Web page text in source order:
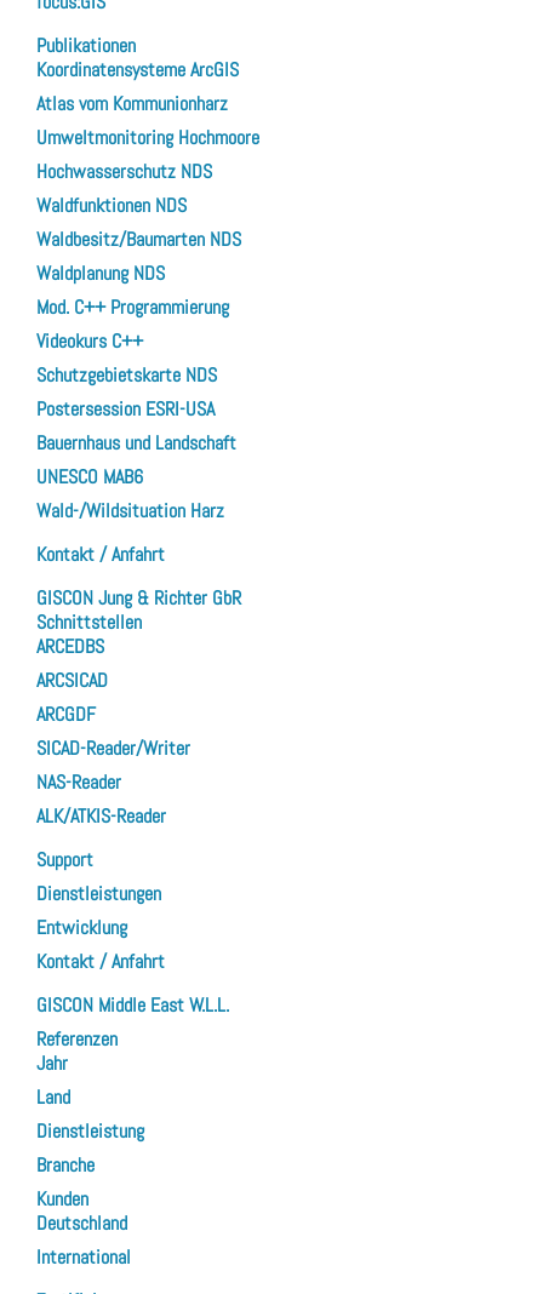
Publikationen
Koordinatensysteme ArcGIS
Atlas vom Kommunionharz
Umweltmonitoring Hochmoore
Hochwasserschutz NDS
Waldfunktionen NDS
Waldbesitz/Baumarten NDS
Waldplanung NDS
Mod. C++ Programmierung
Videokurs C++
Schutzgebietskarte NDS
Postersession ESRI-USA
Bauernhaus und Landschaft
UNESCO MAB6
Wald-/Wildsituation Harz
Kontakt / Anfahrt
GISCON Jung & Richter GbR
Schnittstellen
ARCEDBS
ARCSICAD
ARCGDF
SICAD-Reader/Writer
NAS-Reader
ALK/ATKIS-Reader
Support
Dienstleistungen
Entwicklung
Kontakt / Anfahrt
GISCON Middle East W.L.L.
Referenzen
Jahr
Land
Dienstleistung
Branche
Kunden
Deutschland
International